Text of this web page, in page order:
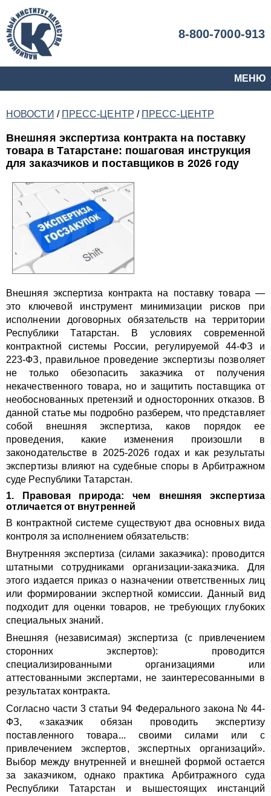
8-800-7000-913
МЕНЮ
НОВОСТИ / ПРЕСС-ЦЕНТР / ПРЕСС-ЦЕНТР
Внешняя экспертиза контракта на поставку
товара в Татарстане: пошаговая инструкция
для заказчиков и поставщиков в 2026 году
Внешняя экспертиза контракта на поставку товара —
это ключевой инструмент минимизации рисков при
исполнении договорных обязательств на территории
Республики Татарстан. В условиях современной
контрактной системы России, регулируемой 44-ФЗ и
223-ФЗ, правильное проведение экспертизы позволяет
не только обезопасить заказчика от получения
некачественного товара, но и защитить поставщика от
необоснованных претензий и односторонних отказов. В
данной статье мы подробно разберем, что представляет
собой внешняя экспертиза, каков порядок ее
проведения, какие изменения произошли в
законодательстве в 2025-2026 годах и как результаты
экспертизы влияют на судебные споры в Арбитражном
суде Республики Татарстан.
1. Правовая природа: чем внешняя экспертиза
отличается от внутренней
В контрактной системе существуют два основных вида
контроля за исполнением обязательств:
Внутренняя экспертиза (силами заказчика): проводится
штатными сотрудниками организации-заказчика. Для
этого издается приказ о назначении ответственных лиц
или формировании экспертной комиссии. Данный вид
подходит для оценки товаров, не требующих глубоких
специальных знаний.
Внешняя (независимая) экспертиза (с привлечением
сторонних экспертов): проводится
специализированными организациями или
аттестованными экспертами, не заинтересованными в
результатах контракта.
Согласно части 3 статьи 94 Федерального закона № 44-
ФЗ, «заказчик обязан проводить экспертизу
поставленного товара... своими силами или с
привлечением экспертов, экспертных организаций».
Выбор между внутренней и внешней формой остается
за заказчиком, однако практика Арбитражного суда
Республики Татарстан и вышестоящих инстанций